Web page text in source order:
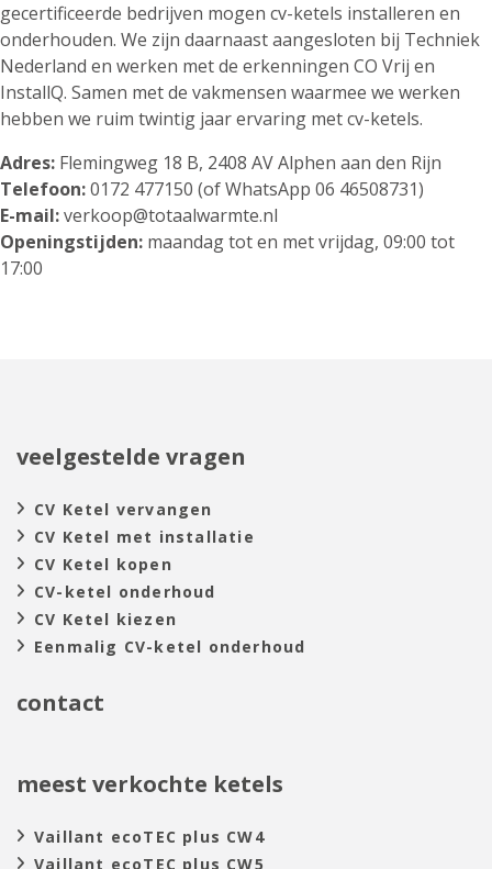
gecertificeerde bedrijven mogen cv-ketels installeren en
onderhouden. We zijn daarnaast aangesloten bij Techniek
Nederland en werken met de erkenningen CO Vrij en
InstallQ. Samen met de vakmensen waarmee we werken
hebben we ruim twintig jaar ervaring met cv-ketels.
Adres: Flemingweg 18 B, 2408 AV Alphen aan den Rijn
Telefoon:0172 477150 (of WhatsApp 06 46508731)
E-mail:verkoop@totaalwarmte.nl
Openingstijden: maandag tot en met vrijdag, 09:00 tot
17:00
veelgestelde vragen
CV Ketel vervangen
CV Ketel met installatie
CV Ketel kopen
CV-ketel onderhoud
CV Ketel kiezen
Eenmalig CV-ketel onderhoud
contact
meest verkochte ketels
Vaillant ecoTEC plus CW4
Vaillant ecoTEC plus CW5